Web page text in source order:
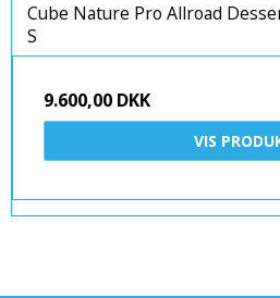
Cube Nature Pro Allroad
S
9.600,00 DKK
VIS